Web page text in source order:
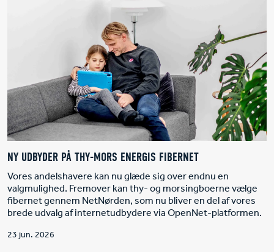
NY UDBYDER PÅ THY-MORS ENERGIS FIBERNET
Vores andelshavere kan nu glæde sig over endnu en
valgmulighed. Fremover kan thy- og morsingboerne vælge
fibernet gennem NetNørden, som nu bliver en del af vores
brede udvalg af internetudbydere via OpenNet-platformen.
23 jun. 2026